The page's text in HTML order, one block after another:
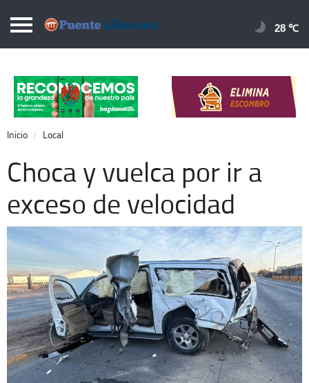
Puentelibre.mx
Local
Nacional
Opinión
Cronos
Economía
Espectáculos
Deportes
Extra +
28 ℃
Inicio Local
Choca y vuelca por ir a
exceso de velocidad